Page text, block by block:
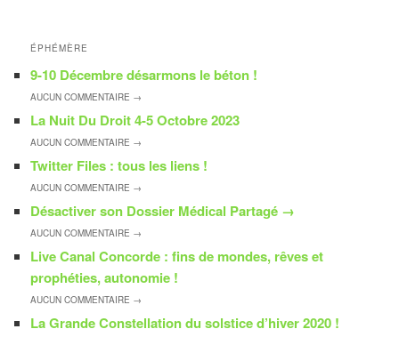
ÉPHÉMÈRE
9-10 Décembre désarmons le béton !
AUCUNCOMMENTAIRE →
La Nuit Du Droit 4-5 Octobre 2023
AUCUNCOMMENTAIRE →
Twitter Files : tous les liens !
AUCUNCOMMENTAIRE →
Désactiver son Dossier Médical Partagé →
AUCUNCOMMENTAIRE →
Live Canal Concorde : fins de mondes, rêves et
prophéties, autonomie !
AUCUNCOMMENTAIRE →
La Grande Constellation du solstice d’hiver 2020 !